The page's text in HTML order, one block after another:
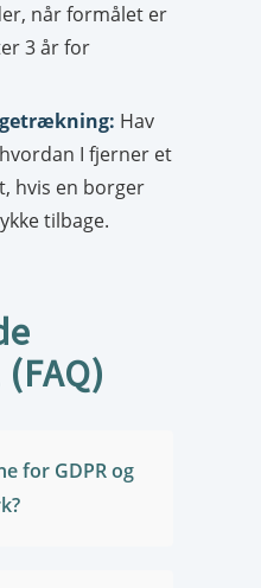
når formålet er
3 år for
Hav
I fjerner et
hvis en borger
tilbage.
for GDPR og